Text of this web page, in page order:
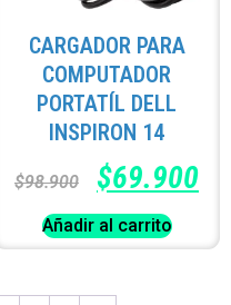
CARGADOR PARA
COMPUTADOR
PORTATÍL DELL
INSPIRON 14
$98.900 $69.900
Añadir al carrito